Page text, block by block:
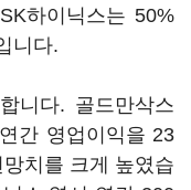
하이닉스는 50%
니다.
니다. 골드만삭스
간 영업이익을 23
치를 크게 높였습